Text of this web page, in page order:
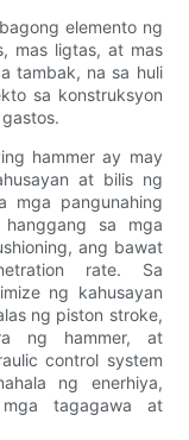
elemento ng
mas ligtas, at mas
tambak, na sa huli
sa konstruksyon
hammer ay may
at bilis ng
mga pangunahing
sa mga
ang bawat
rate. Sa
ng kahusayan
ng piston stroke,
ng hammer, at
control system
ng enerhiya,
tagagawa at